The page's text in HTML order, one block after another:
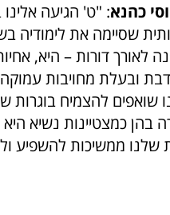
כהנא: "ט' הגיעה
שסיימה את
דורות – היא,
ובעלת מחויבות
להצמיח בוגרות
בהן כמצטיינות נשיא היא
שלנו ממשיכות להשפיע